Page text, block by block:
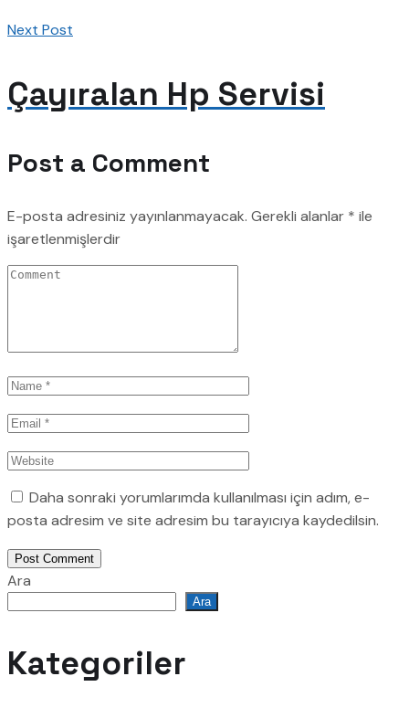
Next Post
Çayıralan Hp Servisi
Post a Comment
E-posta adresiniz yayınlanmayacak. Gerekli alanlar * ile
işaretlenmişlerdir
Daha sonraki yorumlarımda kullanılması için adım, e-
posta adresim ve site adresim bu tarayıcıya kaydedilsin.
Post Comment
Ara
Ara
Kategoriler